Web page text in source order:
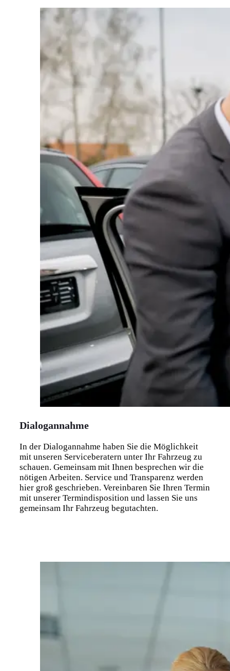
Dialogannahme
In der Dialogannahme haben Sie die Möglichkeit
mit unseren Serviceberatern unter Ihr Fahrzeug zu
schauen. Gemeinsam mit Ihnen besprechen wir die
nötigen Arbeiten. Service und Transparenz werden
hier groß geschrieben. Vereinbaren Sie Ihren Termin
mit unserer Termindisposition und lassen Sie uns
gemeinsam Ihr Fahrzeug begutachten.